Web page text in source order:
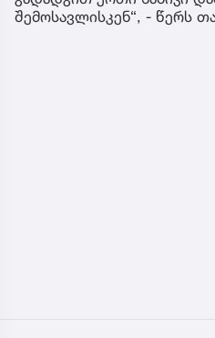
შემოსავლისკენ“, - წერს